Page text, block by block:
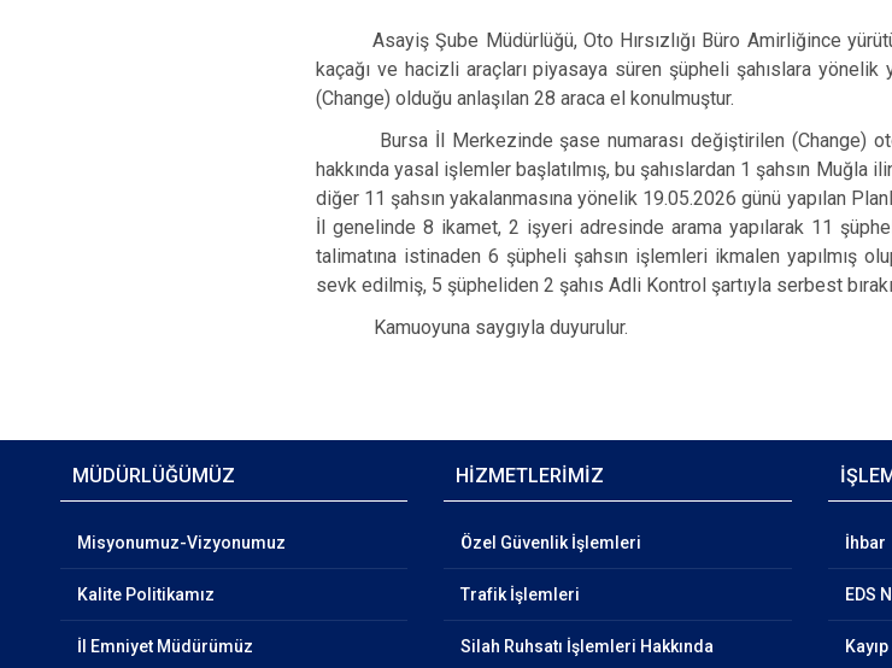
Asayiş Şube Müdürlüğü, Oto Hırsızlığı Büro Amirliğince
kaçağı ve hacizli araçları piyasaya süren şüpheli şahıslara yönelik
(Change) olduğu anlaşılan 28 araca el konulmuştur.
Bursa İl Merkezinde şase numarası değiştirilen (Change) oto
hakkında yasal işlemler başlatılmış, bu şahıslardan 1 şahsın
diğer 11 şahsın yakalanmasına yönelik 19.05.2026 günü yapılan
İl genelinde 8 ikamet, 2 işyeri adresinde arama yapılarak 11
talimatına istinaden 6 şüpheli şahsın işlemleri ikmalen yapılmış
sevk edilmiş, 5 şüpheliden 2 şahıs Adli Kontrol şartıyla serbest
Kamuoyuna saygıyla duyurulur.
MÜDÜRLÜĞÜMÜZ
Misyonumuz-Vizyonumuz
Kalite Politikamız
İl Emniyet Müdürümüz
HİZMETLERİMİZ
Özel Güvenlik İşlemleri
Trafik İşlemleri
Silah Ruhsatı İşlemleri Hakkında
İhbar
EDS